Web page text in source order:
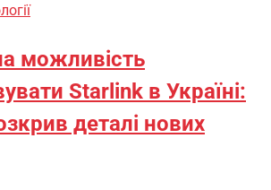
можливість
Starlink в Україні:
деталі нових